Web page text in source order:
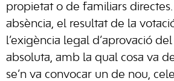
propietat o de familiars
absència, el resultat de la
l’exigència legal d’aprovació
absoluta, amb la qual cosa va
se’n va convocar un de nou,